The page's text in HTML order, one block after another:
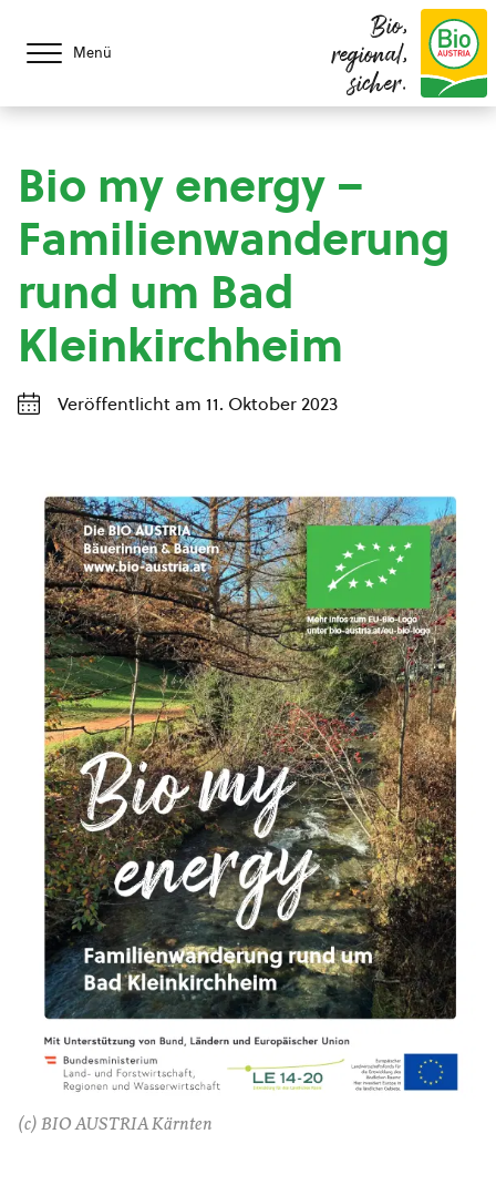
Menü
Bio,
regional,
sicher.
Bio my energy –
Familienwanderung
rund um Bad
Kleinkirchheim
Veröffentlicht am 11. Oktober 2023
(c) BIO AUSTRIA Kärnten